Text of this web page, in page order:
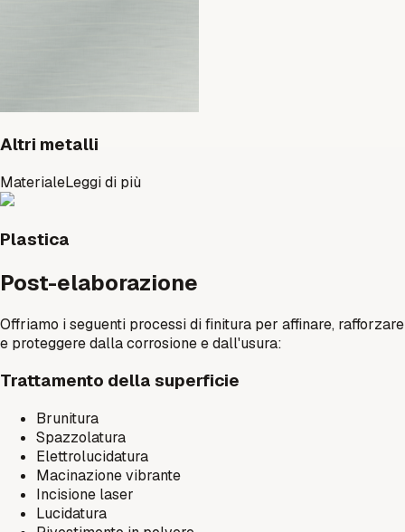
Altri metalli
MaterialeLeggi di più
Plastica
Post-elaborazione
Offriamo i seguenti processi di finitura per affinare, rafforzare
e proteggere dalla corrosione e dall'usura:
Trattamento della superficie
Brunitura
Spazzolatura
Elettrolucidatura
Macinazione vibrante
Incisione laser
Lucidatura